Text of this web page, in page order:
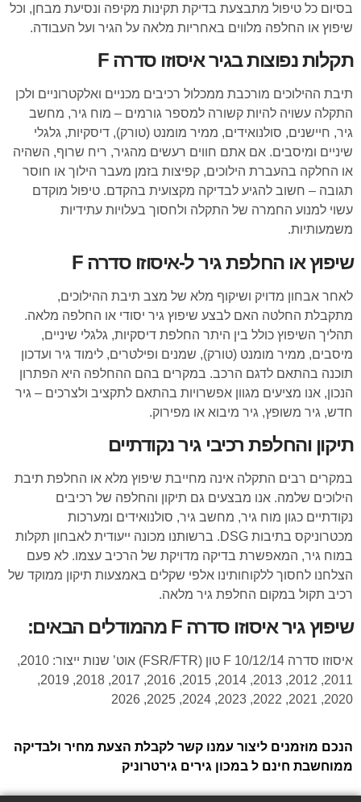
בסיום כל טיפול מתבצעת בדיקת תקינות מקיפה ונסיעת מבחן, וכל
שיפוץ או החלפה מלווים באחריות מלאה על הגיר ועל העבודה.
תקלות נפוצות בגיר איסוזו סדרה F
תיבת ההילוכים מורכבת ממכלול רכיבים מכניים ואלקטרוניים ולכן
התקלה עשויה להיות קשורה למספר גורמים – מוח גיר, מחשב
גיר, חיישנים, סולנואידים, ממיר מומנט (טורק), דיסקיות, גלגלי
שיניים ומיסבים. אם אתם חווים רעשים מהגיר, ריח שרוף, השהיה
או החלקה בהעברת הילוכים, קפיצות בזמן מעבר הילוך או חוסר
תגובה – חשוב להגיע לבדיקה מקצועית בהקדם. טיפול מוקדם
עשוי למנוע החמרה של התקלה ולחסוך בעלויות עתידיות
משמעותיות.
שיפוץ או החלפת גיר ל-איסוזו סדרה F
לאחר אבחון מדויק ושיקוף מלא של מצב תיבת ההילוכים,
מתקבלת החלטה האם לבצע שיפוץ גיר יסודי או החלפה מלאה.
תהליך השיפוץ כולל בין היתר החלפת דיסקיות, גלגלי שיניים,
מיסבים, ממיר מומנט (טורק), שמנים ופילטרים, לימוד גיר ועדכון
תוכנה בהתאם לדגם הרכב. במקרים בהם ההחלפה היא הפתרון
הנכון, אנו מציעים מגוון אפשרויות בהתאם לתקציב ולצרכים – גיר
חדש, גיר משופץ, גיר מיבוא או מפירוק.
תיקון והחלפת רכיבי גיר נקודתיים
במקרים רבים התקלה אינה מחייבת שיפוץ מלא או החלפת תיבת
הילוכים שלמה. אנו מבצעים גם תיקון והחלפה של רכיבים
נקודתיים כגון מוח גיר, מחשב גיר, סולנואידים ומערכות
מכטרוניקס בתיבות DSG. ברשותנו מכונה ייעודית לאבחון תקלות
במוח גיר, המאפשרת בדיקה מדויקת של הרכיב עצמו. לא פעם
הצלחנו לחסוך ללקוחותינו אלפי שקלים באמצעות תיקון ממוקד של
רכיב תקול במקום החלפת גיר מלאה.
שיפוץ גיר איסוזו סדרה F מהמודלים הבאים:
איסוזו סדרה F 10/12/14 טון (FSR/FTR) אוט’ שנות ייצור: 2010,
2011, 2012, 2013, 2014, 2015, 2016, 2017, 2018, 2019,
2020, 2021, 2022, 2023, 2024, 2025, 2026
הנכם מוזמנים ליצור עמנו קשר לקבלת הצעת מחיר ולבדיקה
ממוחשבת חינם ל במכון גירים גירטרוניק